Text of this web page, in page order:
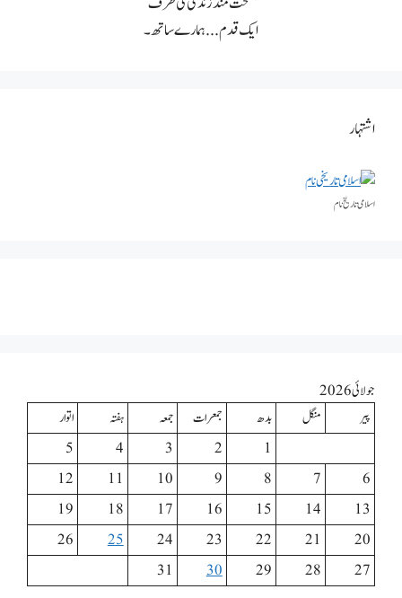
ایک قدم... ہمارے ساتھ۔
اشتہار
اسلامی تاریخٰ نام
جولائی 2026
پیر
منگل بدھ جمعرات جمعہ ہفتہ
اتوار
1
2
3
4
5
6
7
8
9
10
11
12
13
14
15
16
17
18
19
20
21
22
23
24
25
26
27
28
29
30
31